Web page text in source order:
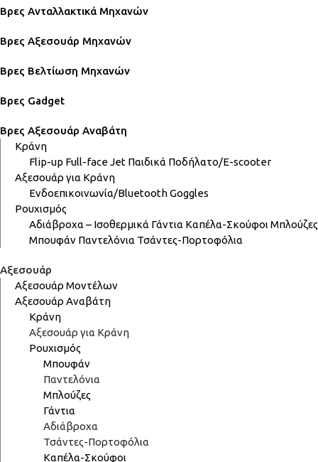
Βρες Ανταλλακτικά Μηχανών
Βρες Αξεσουάρ Μηχανών
Βρες Βελτίωση Μηχανών
Βρες Gadget
Βρες Αξεσουάρ Αναβάτη
Κράνη
Flip-up Full-faceJet Παιδικά Ποδήλατο/E-scooter
Αξεσουάρ για Κράνη
Ενδοεπικοινωνία/BluetoothGoggles
Ρουχισμός
Αδιάβροχα – Ισοθερμικά Γάντια Καπέλα-Σκούφοι Μπλούζες
Μπουφάν Παντελόνια Τσάντες-Πορτοφόλια
Αξεσουάρ
Αξεσουάρ Μοντέλων
Αξεσουάρ Αναβάτη
Κράνη
Αξεσουάρ για Κράνη
Ρουχισμός
Μπουφάν
Παντελόνια
Μπλούζες
Γάντια
Αδιάβροχα
Τσάντες-Πορτοφόλια
Καπέλα-Σκούφοι